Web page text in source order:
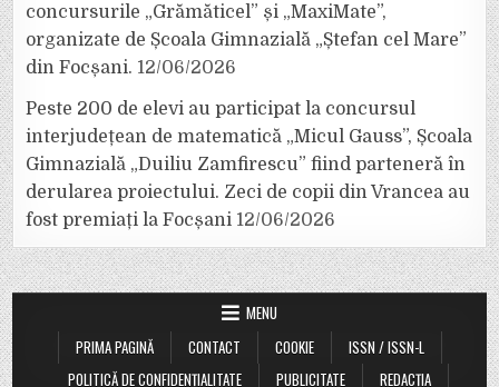
concursurile „Grămăticel” și „MaxiMate”,
organizate de Școala Gimnazială „Ștefan cel Mare”
din Focșani. 12/06/2026
Peste 200 de elevi au participat la concursul
interjudețean de matematică „Micul Gauss”, Școala
Gimnazială „Duiliu Zamfirescu” fiind parteneră în
derularea proiectului. Zeci de copii din Vrancea au
fost premiați la Focșani 12/06/2026
MENU
PRIMA PAGINĂ
CONTACT COOKIE
ISSN / ISSN-L
POLITICĂ DE CONFIDENȚIALITATE
PUBLICITATE REDACȚIA